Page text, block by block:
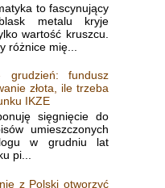
to fascynujący
metalu kryje
wartość kruszcu.
różnice mię...
fundusz
złota, ile trzeba
IKZE
sięgnięcie do
umieszczonych
w grudniu lat
pi...
z Polski otworzyć